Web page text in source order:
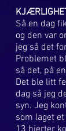
Så en dag
og den var
jeg så det
Problemet
så det, på
Det ble litt
dag så jeg
syn. Jeg
som laget